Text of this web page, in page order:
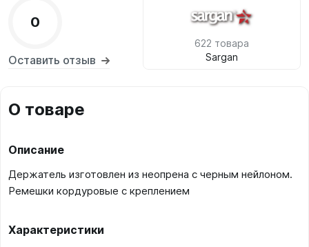
0
Оставить отзыв
622 товара
Sargan
О товаре
Описание
Держатель изготовлен из неопрена с черным нейлоном.
Ремешки кордуровые с креплением
Характеристики